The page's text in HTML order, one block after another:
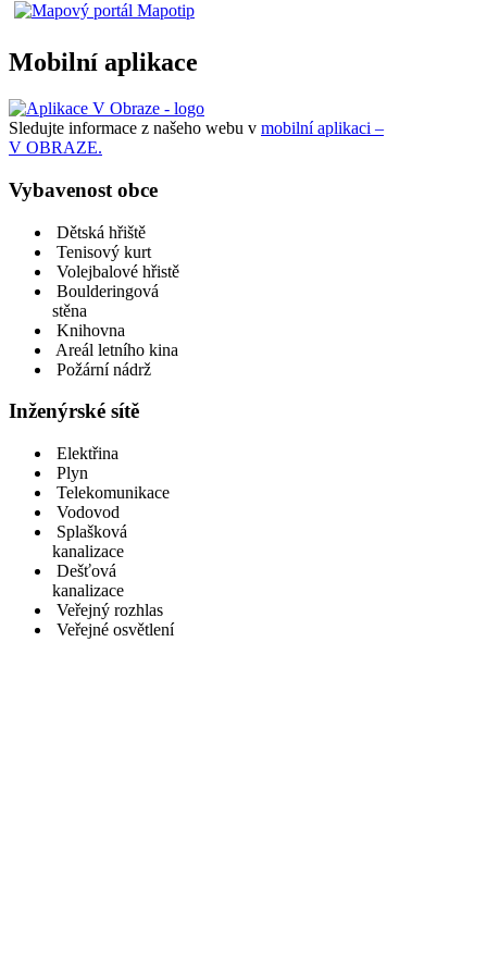
Mobilní aplikace
Sledujte informace z našeho webu v mobilní aplikaci –
V OBRAZE.
Vybavenost obce
Dětská hřiště
Tenisový kurt
Volejbalové hřistě
Boulderingová
stěna
Knihovna
Areál letního kina
Požární nádrž
Inženýrské sítě
Elektřina
Plyn
Telekomunikace
Vodovod
Splašková
kanalizace
Dešťová
kanalizace
Veřejný rozhlas
Veřejné osvětlení